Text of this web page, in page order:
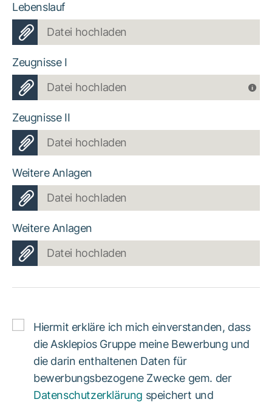
Lebenslauf
Datei hochladen
Zeugnisse I
Datei hochladen
Zeugnisse II
Datei hochladen
Weitere Anlagen
Datei hochladen
Weitere Anlagen
Datei hochladen
Hiermit erkläre ich mich einverstanden, dass
die Asklepios Gruppe meine Bewerbung und
die darin enthaltenen Daten für
bewerbungsbezogene Zwecke gem. der
Datenschutzerklärung speichert und